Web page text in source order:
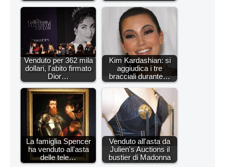
Venduto per 362 mila
dollari, l'abito firmato
Dior…
Kim Kardashian: si
aggiudica i tre
bracciali durante…
La famiglia Spencer
ha venduto all'asta
delle tele…
Venduto all'asta da
Julien's Auctions il
bustier di Madonna